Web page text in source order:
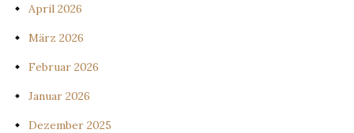
April 2026
März 2026
Februar 2026
Januar 2026
Dezember 2025